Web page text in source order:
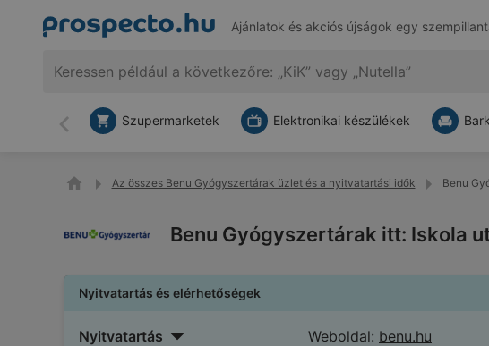
Ajánlatok és akciós újságok egy
Vissza
Szupermarketek Elektronikai készülékek
Az összes Benu Gyógyszertárak üzlet és a nyitvatartási idők Benu
Benu Gyógyszertárak itt: Iskola
Nyitvatartás és elérhetőségek
Nyitvatartás Weboldal: benu.hu